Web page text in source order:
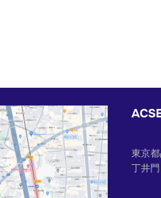
東京
丁井